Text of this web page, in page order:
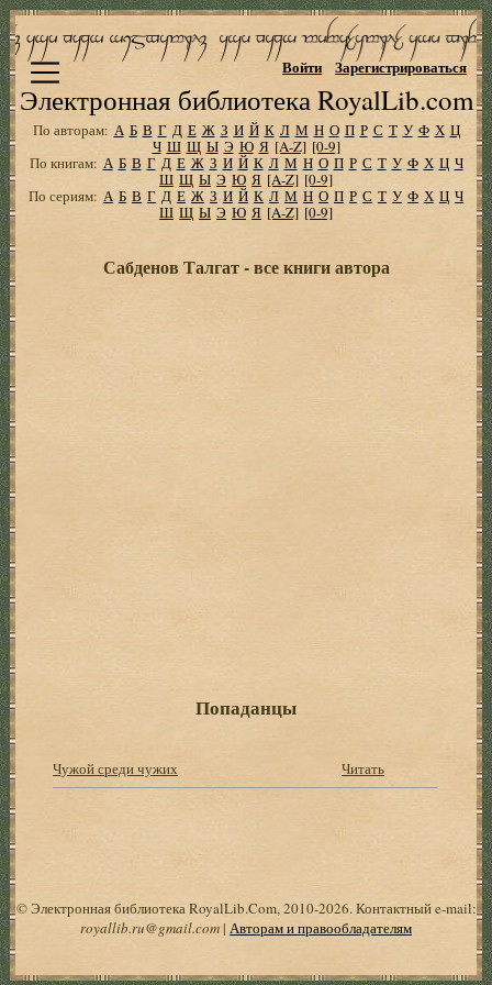
Электронная библиотека RoyalLib.com
Войти Зарегистрироваться
По авторам: А Б В Г Д Е Ж З И Й К Л М Н О П Р С Т У Ф Х Ц
Ч Ш Щ Ы Э Ю Я [A-Z] [0-9]
По книгам: А Б В Г Д Е Ж З И Й К Л М Н О П Р С Т У Ф Х Ц Ч
Ш Щ Ы Э Ю Я [A-Z] [0-9]
По сериям: А Б В Г Д Е Ж З И Й К Л М Н О П Р С Т У Ф Х Ц Ч
Ш Щ Ы Э Ю Я [A-Z] [0-9]
Сабденов Талгат - все книги автора
Попаданцы
Чужой среди чужих Читать
© Электронная библиотека RoyalLib.Com, 2010-2026. Контактный e-mail:
royallib.ru@gmail.com| Авторам и правообладателям